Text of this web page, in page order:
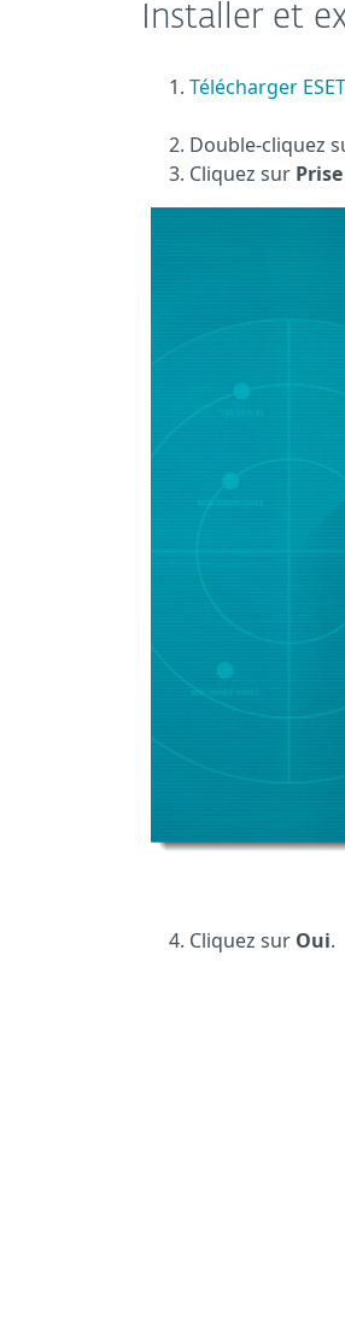
Installer et
Télécharger
Double-cliquez
Cliquez sur
Cliquez sur Oui.